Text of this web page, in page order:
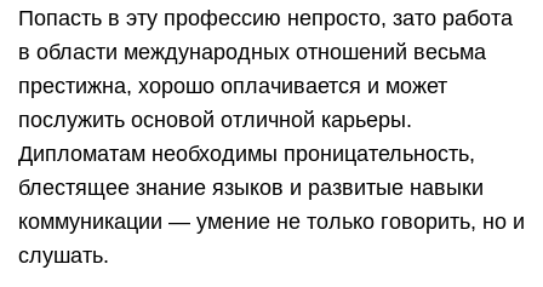
(включая данную статью) создана
копирайтерами. Мастера печатного слова всегда
могут рассчитывать на должности в интернет-
компаниях с достойной оплатой труда. Не менее
востребованной профессией в интернете
является и журналистика. В условиях жёсткой
конкуренции СМИ постоянно требуются люди,
способные писать грамотно, осмысленно и